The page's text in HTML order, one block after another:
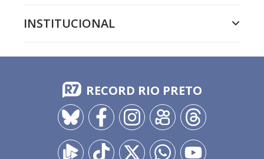
INSTITUCIONAL
RECORD RIO PRETO